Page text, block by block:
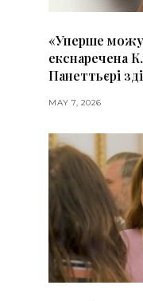
«Уперше можу
екснаречена
Панеттьєрі
MAY 7, 2026